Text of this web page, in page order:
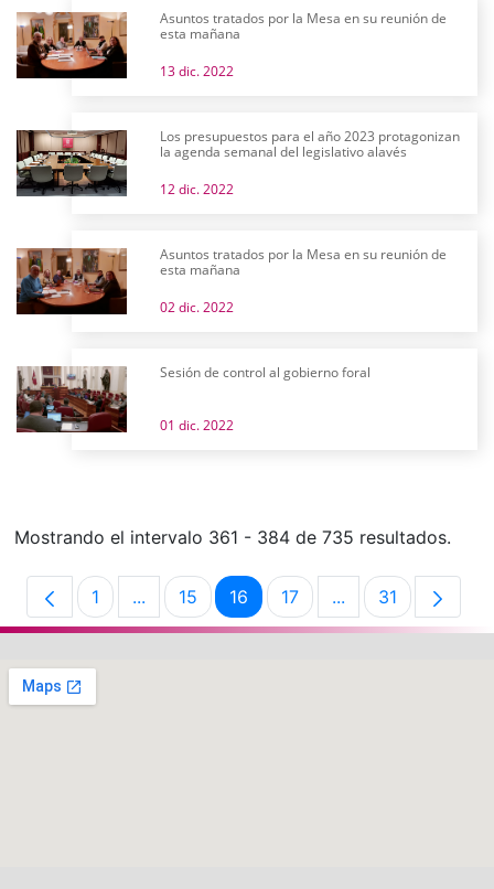
Asuntos tratados por la Mesa en su reunión de
esta mañana
13 dic. 2022
Los presupuestos para el año 2023 protagonizan
la agenda semanal del legislativo alavés
12 dic. 2022
Asuntos tratados por la Mesa en su reunión de
esta mañana
02 dic. 2022
Sesión de control al gobierno foral
01 dic. 2022
Mostrando el intervalo 361 - 384 de 735 resultados.
Página
1 ...Páginas intermedias Use TAB para
Página
15 Página
16 Página
17 ...PáginasPágina
31